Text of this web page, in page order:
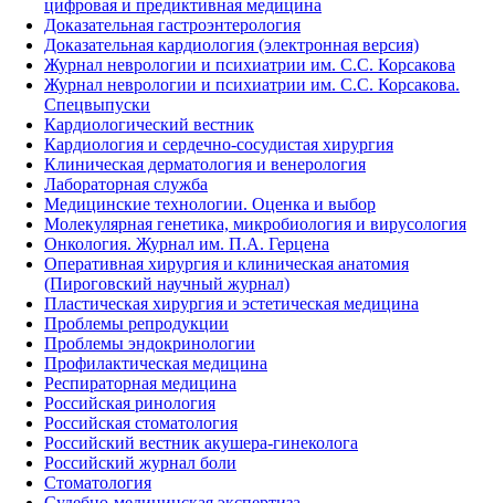
цифровая и предиктивная медицина
Доказательная гастроэнтерология
Доказательная кардиология (электронная версия)
Журнал неврологии и психиатрии им. С.С. Корсакова
Журнал неврологии и психиатрии им. С.С. Корсакова.
Спецвыпуски
Кардиологический вестник
Кардиология и сердечно-сосудистая хирургия
Клиническая дерматология и венерология
Лабораторная служба
Медицинские технологии. Оценка и выбор
Молекулярная генетика, микробиология и вирусология
Онкология. Журнал им. П.А. Герцена
Оперативная хирургия и клиническая анатомия
(Пироговский научный журнал)
Пластическая хирургия и эстетическая медицина
Проблемы репродукции
Проблемы эндокринологии
Профилактическая медицина
Респираторная медицина
Российская ринология
Российская стоматология
Российский вестник акушера-гинеколога
Российский журнал боли
Стоматология